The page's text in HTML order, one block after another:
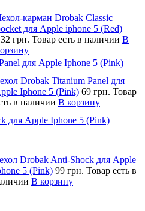
карман Drobak Classic
для Apple iphone 5 (Red)
грн. Товар есть в наличии В
для Apple Iphone 5 (Pink)
Drobak Titanium Panel для
Iphone 5 (Pink) 69 грн. Товар
в наличии В корзину
для Apple Iphone 5 (Pink)
Drobak Anti-Shock для Apple
5 (Pink) 99 грн. Товар есть в
В корзину